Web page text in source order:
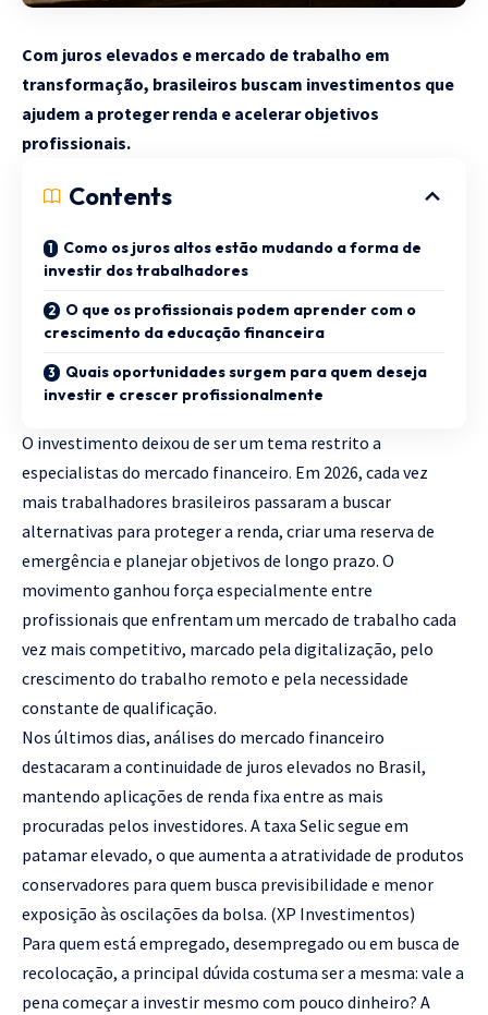
Com juros elevados e mercado de trabalho em
transformação, brasileiros buscam investimentos que
ajudem a proteger renda e acelerar objetivos
profissionais.
Contents
Como os juros altos estão mudando a forma de
investir dos trabalhadores
O que os profissionais podem aprender com o
crescimento da educação financeira
Quais oportunidades surgem para quem deseja
investir e crescer profissionalmente
O investimento deixou de ser um tema restrito a
especialistas do mercado financeiro. Em 2026, cada vez
mais trabalhadores brasileiros passaram a buscar
alternativas para proteger a renda, criar uma reserva de
emergência e planejar objetivos de longo prazo. O
movimento ganhou força especialmente entre
profissionais que enfrentam um mercado de trabalho cada
vez mais competitivo, marcado pela digitalização, pelo
crescimento do trabalho remoto e pela necessidade
constante de qualificação.
Nos últimos dias, análises do mercado financeiro
destacaram a continuidade de juros elevados no Brasil,
mantendo aplicações de renda fixa entre as mais
procuradas pelos investidores. A taxa Selic segue em
patamar elevado, o que aumenta a atratividade de produtos
conservadores para quem busca previsibilidade e menor
exposição às oscilações da bolsa. (XP Investimentos)
Para quem está empregado, desempregado ou em busca de
recolocação, a principal dúvida costuma ser a mesma: vale a
pena começar a investir mesmo com pouco dinheiro? A